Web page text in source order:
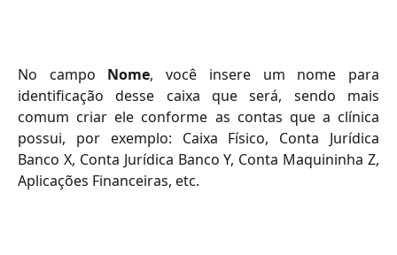
No campo Nome, você insere um nome para
identificação desse caixa que será, sendo mais
comum criar ele conforme as contas que a clínica
possui, por exemplo:
Caixa Físico, Conta Jurídica
Banco X, Conta Jurídica Banco Y, Conta Maquininha Z,
Aplicações Financeiras, etc.